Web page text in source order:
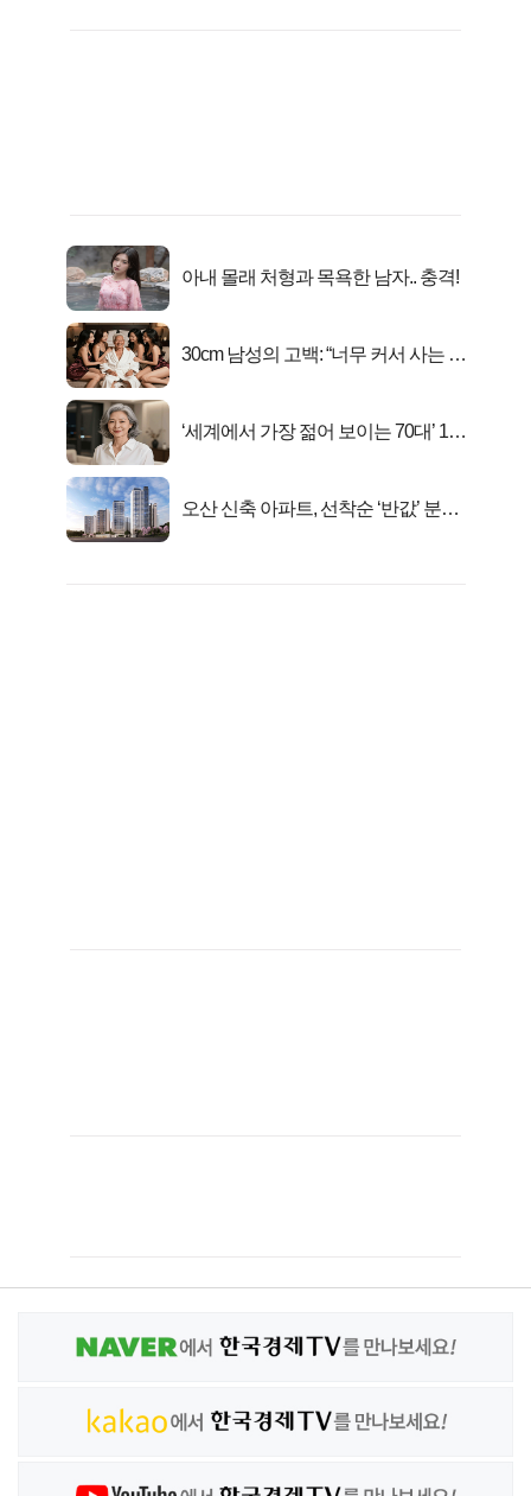
아내 몰래 처형과 목욕한 남자.. 충격!
30cm 남성의 고백: “너무 커서 사는 게
‘세계에서 가장 젊어 보이는 70대’ 1위
오산 신축 아파트, 선착순 ‘반값’ 분양